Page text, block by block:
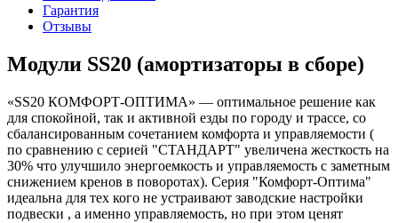
Гарантия
Отзывы
Модули SS20 (амортизаторы в сборе)
«SS20 КОМФОРТ-ОПТИМА» — оптимальное решение как
для спокойной, так и активной езды по городу и трассе, со
сбалансированным сочетанием комфорта и управляемости (
по сравнению с серией "СТАНДАРТ" увеличена жесткость на
30% что улучшило энергоемкость и управляемость с заметным
снижением кренов в поворотах). Серия "Комфорт-Оптима"
идеальна для тех кого не устраивают заводские настройки
подвески , а именно управляемость, но при этом ценят